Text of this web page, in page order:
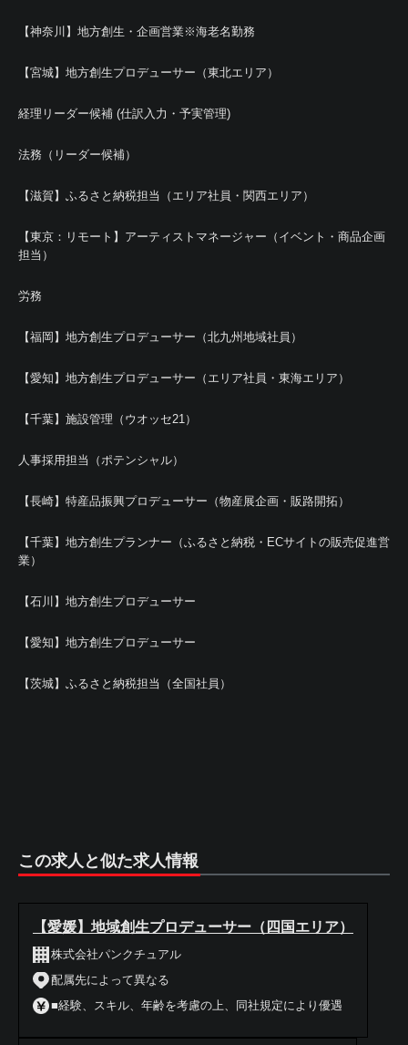
【神奈川】地方創生・企画営業※海老名勤務
【宮城】地方創生プロデューサー（東北エリア）
経理リーダー候補 (仕訳入力・予実管理)
法務（リーダー候補）
【滋賀】ふるさと納税担当（エリア社員・関西エリア）
【東京：リモート】アーティストマネージャー（イベント・商品企画
担当）
労務
【福岡】地方創生プロデューサー（北九州地域社員）
【愛知】地方創生プロデューサー（エリア社員・東海エリア）
【千葉】施設管理（ウオッセ21）
人事採用担当（ポテンシャル）
【長崎】特産品振興プロデューサー（物産展企画・販路開拓）
【千葉】地方創生プランナー（ふるさと納税・ECサイトの販売促進営
業）
【石川】地方創生プロデューサー
【愛知】地方創生プロデューサー
【茨城】ふるさと納税担当（全国社員）
この求人と似た求人情報
【愛媛】地域創生プロデューサー（四国エリア）
株式会社パンクチュアル
配属先によって異なる
■経験、スキル、年齢を考慮の上、同社規定により優遇